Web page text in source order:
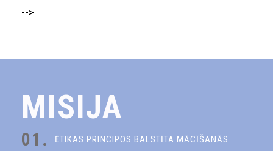
-->
MISIJA
01.
ĒTIKAS PRINCIPOS BALSTĪTA MĀCĪŠANĀS